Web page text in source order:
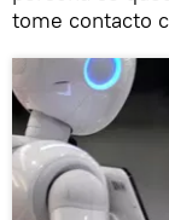
tome contacto